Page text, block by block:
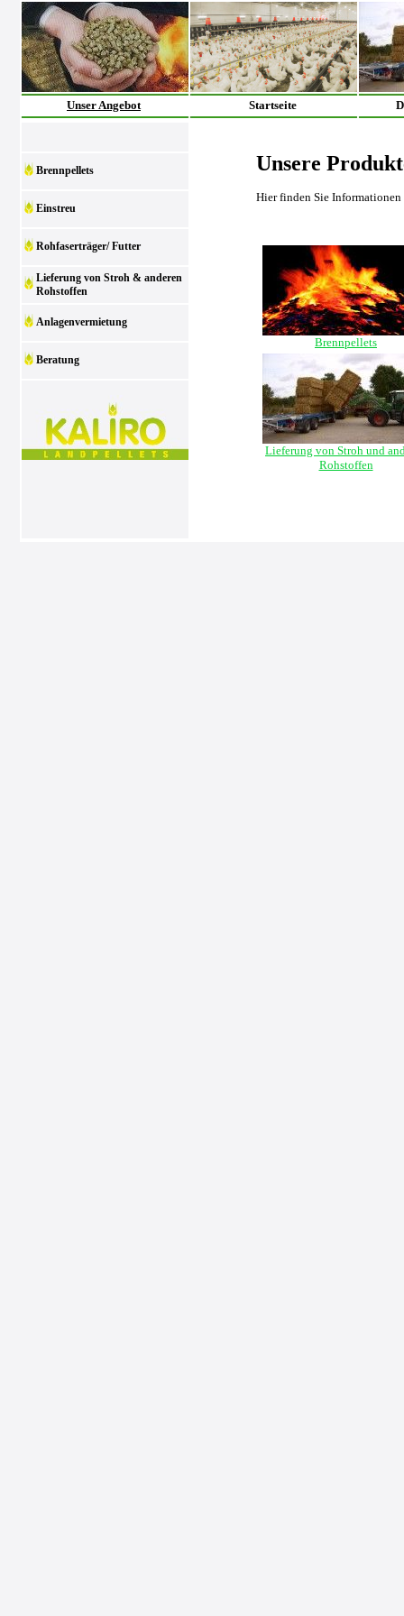
Unser Angebot Startseite
Brennpellets
Einstreu
Rohfaserträger/ Futter
Lieferung von Stroh & anderen
Rohstoffen
Anlagenvermietung
Beratung
Unsere
Hier finden Sie Informationen
Brennpellets
Lieferung von Stroh und
Rohstoffen